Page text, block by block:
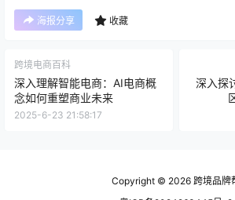
海报分享 收藏
跨境电商百科
深入理解智能电商：AI电商概
念如何重塑商业未来
2025-6-23 21:58:17
深入探
Copyright © 2026 跨境品牌